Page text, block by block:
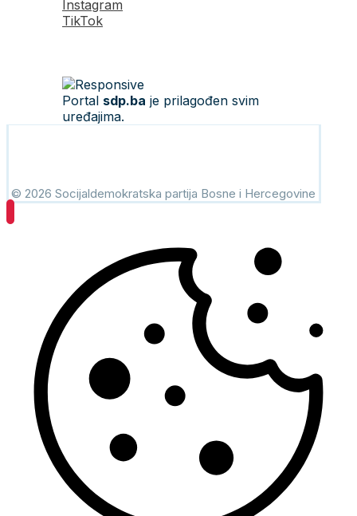
Instagram
TikTok
Portal sdp.ba je prilagođen svim
uređajima.
© 2026 Socijaldemokratska partija Bosne i Hercegovine